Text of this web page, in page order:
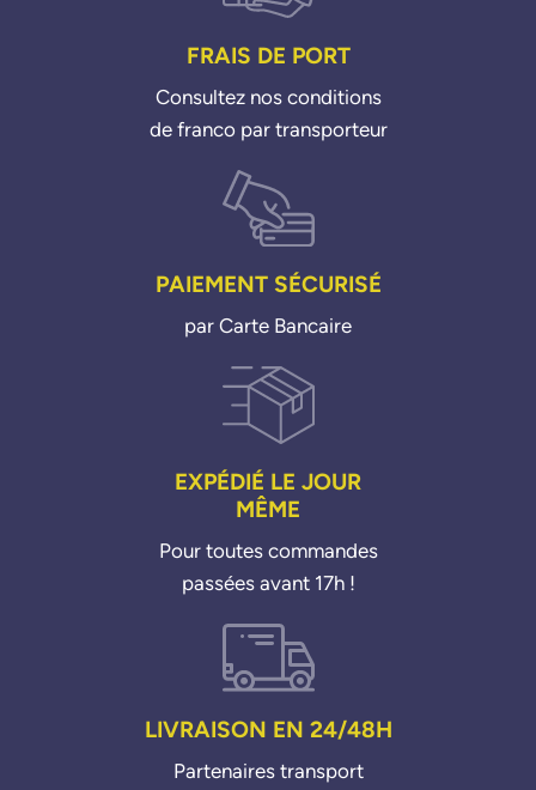
FRAIS DE PORT
Consultez nos conditions
de franco par transporteur
PAIEMENT SÉCURISÉ
par Carte Bancaire
EXPÉDIÉ LE JOUR
MÊME
Pour toutes commandes
passées avant 17h !
LIVRAISON EN 24/48H
Partenaires transport